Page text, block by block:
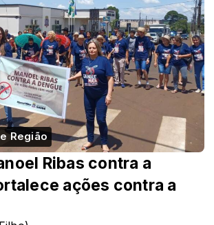
Região
Ribas contra a
ações contra a